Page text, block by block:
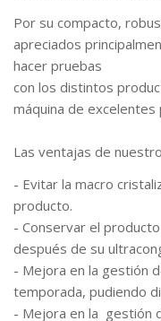
Por su compacto,
apreciados
hacer pruebas
con los distintos
máquina de excelentes
Las ventajas de
- Evitar la macro
producto.
- Conservar el
después de su
- Mejora en la gestión
temporada, pudiendo
- Mejora en la gestión